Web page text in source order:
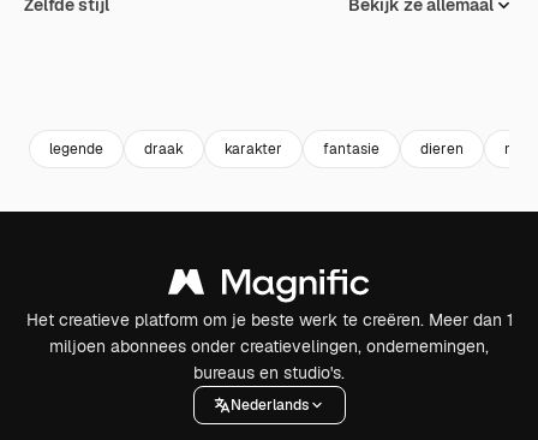
Zelfde stijl Bekijk ze allemaal
legende draak karakter fantasie dieren
Het creatieve platform om je beste werk te creëren. Meer dan 1
miljoen abonnees onder creatievelingen, ondernemingen,
bureaus en studio's.
Nederlands